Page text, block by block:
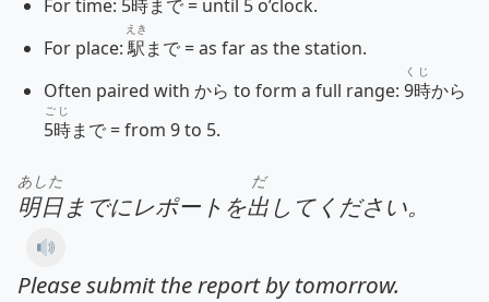
For time: 5時まで = until 5 o’clock.
For place:駅
えき
まで = as far as the station.
Often paired with から to form a full range: 9時
くじ
から
5時
ごじ
まで = from 9 to 5.
明日
あした
までにレポートを出
だ
してください。
Please submit the report by tomorrow.